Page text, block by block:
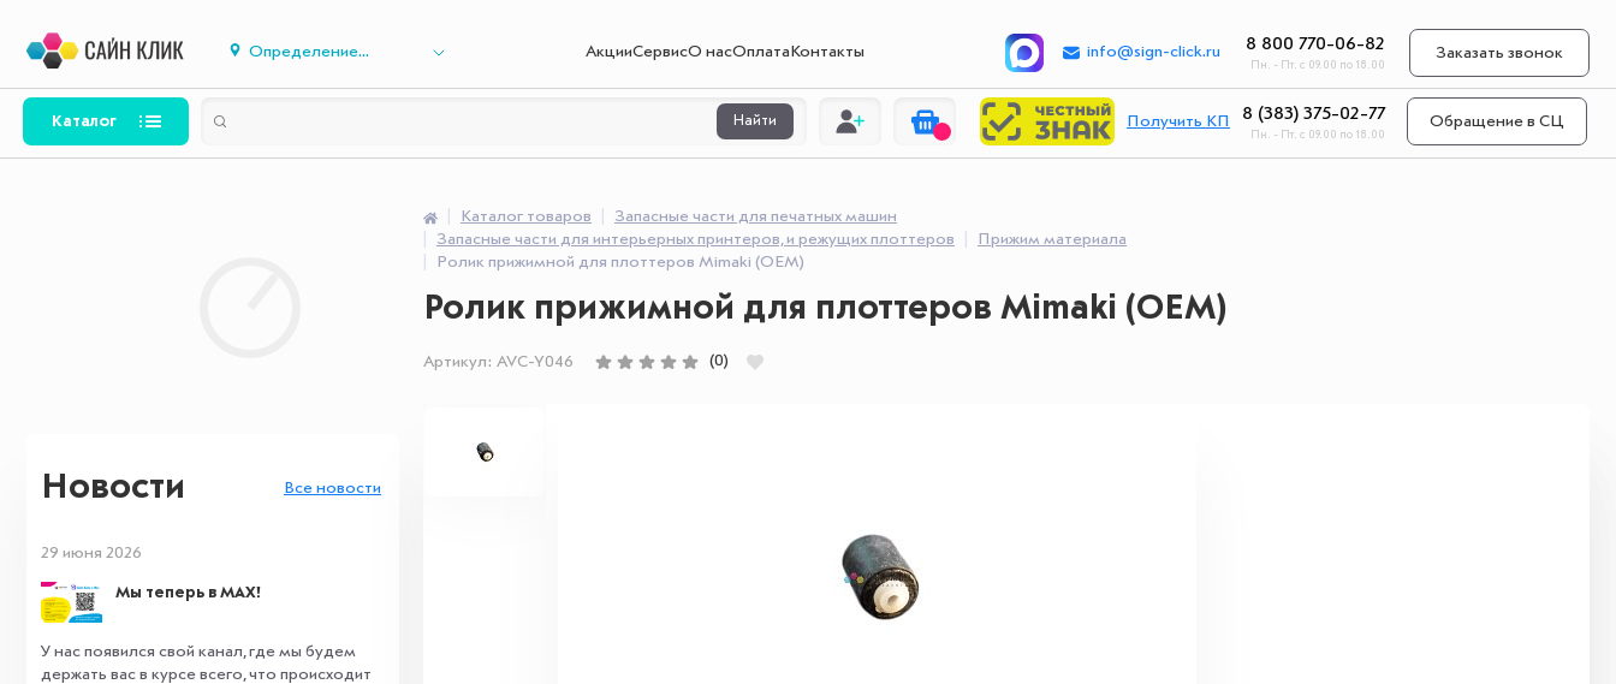
Определение... АкцииСервисО насОплата Контакты info@sign-click.ru 8 800 770-06-82
Пн. - Пт. с 09.00 по 18.00
Заказать звонок
Каталог Найти Получить КП 8 (383) 375-02-77
Пн. - Пт. с 09.00 по 18.00
Обращение в СЦ
Новости Все новости
29 июня 2026
Мы теперь в MAX!
У нас появился свой канал, где мы будем
держать вас в курсе всего, что происходит
Каталог товаров
Запасные части для печатных машин
Запасные части для интерьерных принтеров, и режущих плоттеров
Прижим материала
Ролик прижимной для плоттеров Mimaki (OEM)
Ролик прижимной для плоттеров Mimaki (OEM)
Артикул: AVC-Y046 (0)